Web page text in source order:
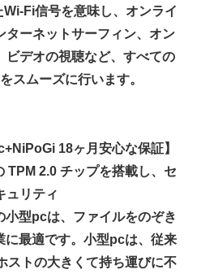
Fi信号を意味し、オンライ
ターネットサーフィン、オン
ビデオの視聴など、すべての
スムーズに行います。
18ヶ月安心な保証】
TPM 2.0 チップを搭載し、セ
ュリティ
小型pcは、ファイルをのぞき
に最適です。小型pcは、従来
ストの大きくて持ち運びに不